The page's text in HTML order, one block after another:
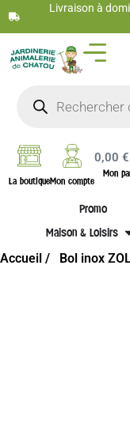
Livraison à
La boutiqueMon compte
0,00€
Mon
Promo
Maison & Loisirs
Accueil / Bol inox